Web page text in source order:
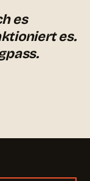
es
es.